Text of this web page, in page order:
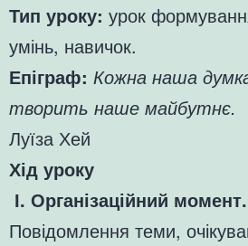
Тип уроку: урок
умінь, навичок.
Епіграф: Кожна наша
творить наше майбутнє.
Луїза Хей
Хід уроку
І. Організаційний момент.
Повідомлення теми,